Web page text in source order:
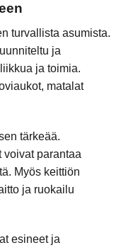
turvallista asumista.
ja
ja toimia.
matalat
tärkeää.
voivat parantaa
Myös keittiön
ja ruokailu
esineet ja